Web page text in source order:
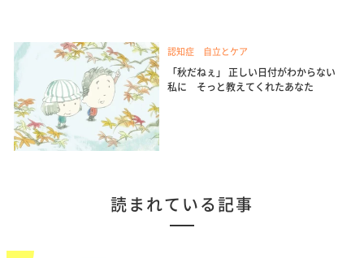
認知症 自立とケア
「秋だねぇ」 正しい日付がわからない
私に そっと教えてくれたあなた
読まれている記事